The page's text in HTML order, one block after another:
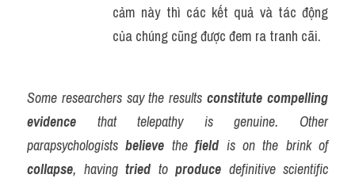
cảm này thì các kết quả và tác động
của chúng cũng được đem ra tranh cãi.
Some researchers say the results constitute compelling
evidence that telepathy is genuine. Other
parapsychologists believe the field
is on the brink of
collapse, having tried to produce definitive scientific